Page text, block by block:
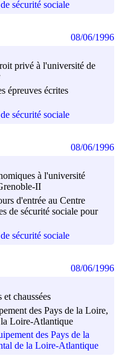
sécurité sociale
privé à l'université de
épreuves écrites
sécurité sociale
08/06/1996
à l'université
II
d'entrée au Centre
de sécurité sociale pour
sécurité sociale
08/06/1996
chaussées
des Pays de la Loire,
la Loire-Atlantique
des Pays de la
de la Loire-Atlantique
08/06/1996